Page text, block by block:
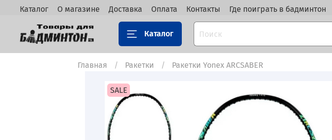
Каталог О магазине Доставка Оплата Контакты Где поиграть в бадминтон
Каталог
Главная Ракетки Ракетки Yonex ARCSABER
SALE